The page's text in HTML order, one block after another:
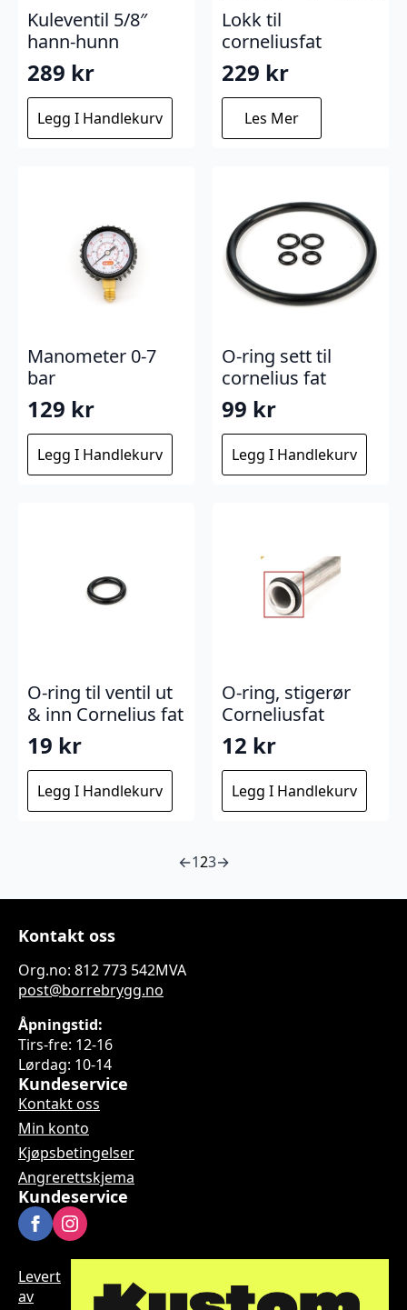
Kuleventil 5/8″
hann-hunn
289 kr
Legg I Handlekurv
Lokk til
corneliusfat
229 kr
Les Mer
Manometer 0-7
bar
129 kr
Legg I Handlekurv
O-ring sett til
cornelius fat
99 kr
Legg I Handlekurv
O-ring til ventil ut
& inn Cornelius fat
19 kr
Legg I Handlekurv
O-ring, stigerør
Corneliusfat
12 kr
Legg I Handlekurv
←123→
Kontakt oss
Org.no: 812 773 542MVA
post@borrebrygg.no
Åpningstid:
Tirs-fre: 12-16
Lørdag: 10-14
Kundeservice
Kontakt oss
Min konto
Kjøpsbetingelser
Angrerettskjema
Kundeservice
Levert
av